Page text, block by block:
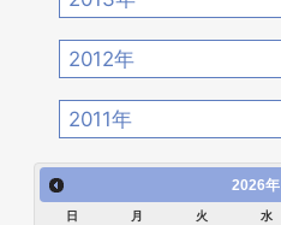
2017年2月 [23]
2016年6月 [27]
2016年4月 [32]
2016年2月 [25]
2015年8月 [31]
2015年6月 [29]
2015年4月 [26]
2015年2月 [22]
2014年10月 [29]
2014年8月 [24]
2014年6月 [28]
2014年4月 [32]
2013年12月 [27]
2013年10月 [28]
2013年8月 [26]
2013年6月 [28]
2012年
2012年12月 [30]
2012年10月 [12]
2012年8月 [12]
2011年
2011年12月 [1]
2026年
日 月 火 水